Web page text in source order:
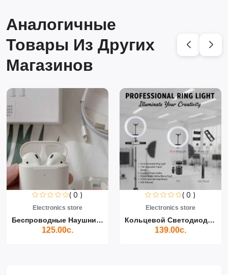
Аналогичные
Товары Из Других
Магазинов
( 0 )
Electronics store
Беспроводные Наушники Air...
125.00с.
( 0 )
Electronics store
Кольцевой Светодиодный Св...
139.00с.